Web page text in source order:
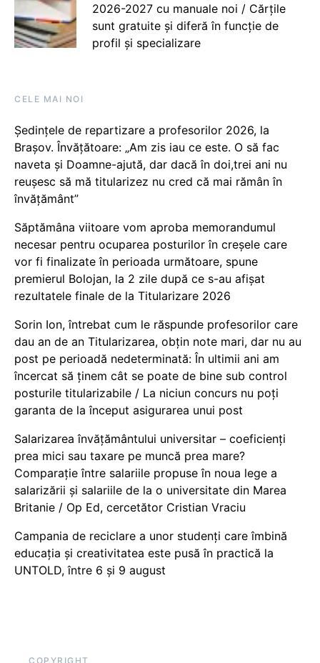
2026-2027 cu manuale noi / Cărțile
sunt gratuite și diferă în funcție de
profil și specializare
CELE MAI NOI
Ședințele de repartizare a profesorilor 2026, la
Brașov. Învățătoare: „Am zis iau ce este. O să fac
naveta și Doamne-ajută, dar dacă în doi,trei ani nu
reușesc să mă titularizez nu cred că mai rămân în
învățământ”
Săptămâna viitoare vom aproba memorandumul
necesar pentru ocuparea posturilor în creșele care
vor fi finalizate în perioada următoare, spune
premierul Bolojan, la 2 zile după ce s-au afișat
rezultatele finale de la Titularizare 2026
Sorin Ion, întrebat cum le răspunde profesorilor care
dau an de an Titularizarea, obțin note mari, dar nu au
post pe perioadă nedeterminată: În ultimii ani am
încercat să ținem cât se poate de bine sub control
posturile titularizabile / La niciun concurs nu poți
garanta de la început asigurarea unui post
Salarizarea învățământului universitar – coeficienți
prea mici sau taxare pe muncă prea mare?
Comparație între salariile propuse în noua lege a
salarizării și salariile de la o universitate din Marea
Britanie / Op Ed, cercetător Cristian Vraciu
Campania de reciclare a unor studenți care îmbină
educația și creativitatea este pusă în practică la
UNTOLD, între 6 și 9 august
COPYRIGHT